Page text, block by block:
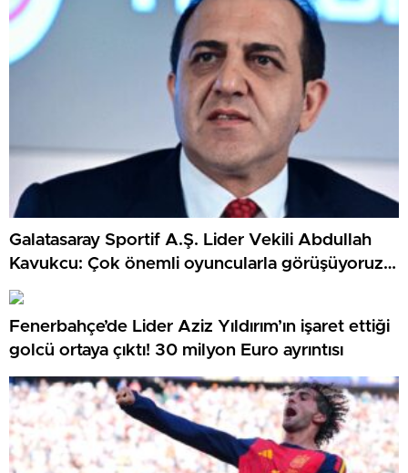
Galatasaray Sportif A.Ş. Lider Vekili Abdullah
Kavukcu: Çok önemli oyuncularla görüşüyoruz,
para harcayacağız
Fenerbahçe’de Lider Aziz Yıldırım’ın işaret ettiği
golcü ortaya çıktı! 30 milyon Euro ayrıntısı